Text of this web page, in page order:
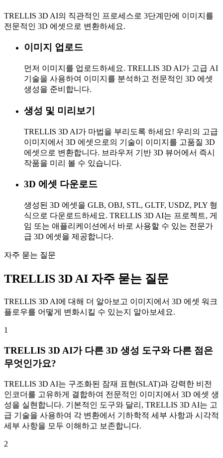
TRELLIS 3D AI의 직관적인 프로세스로 3단계만에 이미지를
전문적인 3D 에셋으로 변환하세요.
이미지 업로드
먼저 이미지를 업로드하세요. TRELLIS 3D AI가 고급 AI
기술을 사용하여 이미지를 분석하고 전문적인 3D 에셋
생성을 준비합니다.
생성 및 미리보기
TRELLIS 3D AI가 마법을 부리도록 하세요! 우리의 고급
이미지에서 3D 에셋으로의 기술이 이미지를 고품질 3D
에셋으로 변환합니다. 브라우저 기반 3D 뷰어에서 즉시
작품을 미리 볼 수 있습니다.
3D 에셋 다운로드
생성된 3D 에셋을 GLB, OBJ, STL, GLTF, USDZ, PLY 형
식으로 다운로드하세요. TRELLIS 3D AI는 프로젝트, 게
임 또는 애플리케이션에서 바로 사용할 수 있는 전문가
급 3D 에셋을 제공합니다.
자주 묻는 질문
TRELLIS 3D AI 자주 묻는 질문
TRELLIS 3D AI에 대해 더 알아보고 이미지에서 3D 에셋 워크
플로우를 어떻게 변화시킬 수 있는지 알아보세요.
1
TRELLIS 3D AI가 다른 3D 생성 도구와 다른 점은
무엇인가요?
TRELLIS 3D AI는 구조화된 잠재 표현(SLAT)과 강력한 비전
인코더를 고유하게 결합하여 전문적인 이미지에서 3D 에셋 생
성을 실현합니다. 기본적인 도구와 달리, TRELLIS 3D AI는 고
급 기술을 사용하여 각 변환에서 기하학적 세부 사항과 시각적
세부 사항을 모두 이해하고 보존합니다.
2